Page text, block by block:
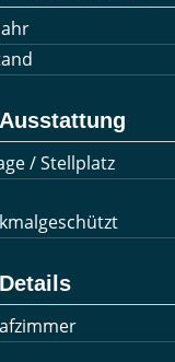
Ausstattung
/ Stellplatz
Details